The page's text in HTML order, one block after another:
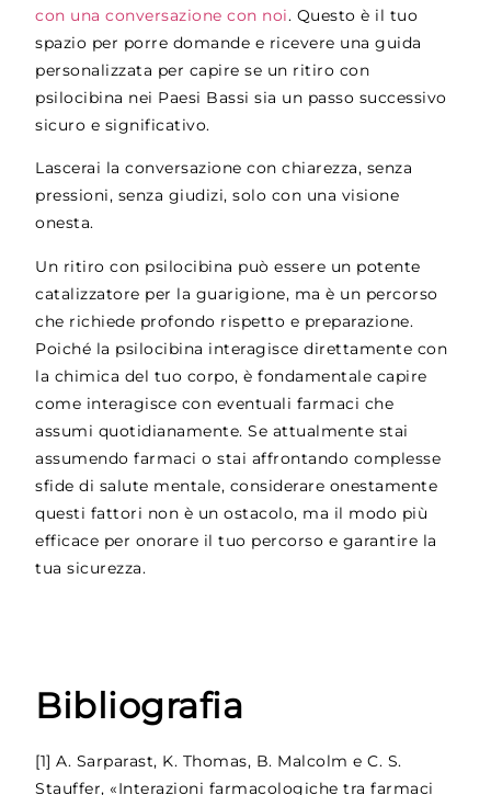
con una conversazione con noi. Questo è il tuo
spazio per porre domande e ricevere una guida
personalizzata per capire se un ritiro con
psilocibina nei Paesi Bassi sia un passo successivo
sicuro e significativo.
Lascerai la conversazione con chiarezza, senza
pressioni, senza giudizi, solo con una visione
onesta.
Un ritiro con psilocibina può essere un potente
catalizzatore per la guarigione, ma è un percorso
che richiede profondo rispetto e preparazione.
Poiché la psilocibina interagisce direttamente con
la chimica del tuo corpo, è fondamentale capire
come interagisce con eventuali farmaci che
assumi quotidianamente. Se attualmente stai
assumendo farmaci o stai affrontando complesse
sfide di salute mentale, considerare onestamente
questi fattori non è un ostacolo, ma il modo più
efficace per onorare il tuo percorso e garantire la
tua sicurezza.
Bibliografia
[1] A. Sarparast, K. Thomas, B. Malcolm e C. S.
Stauffer, «Interazioni farmacologiche tra farmaci